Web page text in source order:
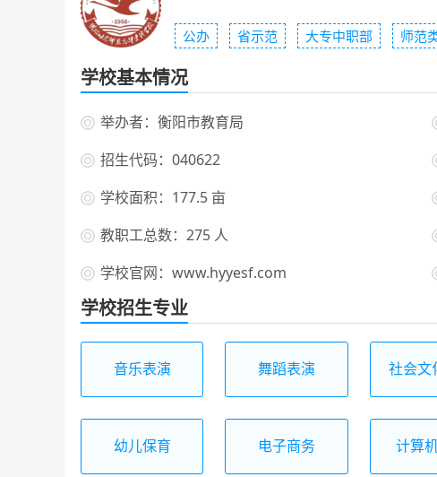
公办 省示范 大专中职部 师范
学校基本情况
举办者：衡阳市教育局
招生代码：040622
学校面积：177.5 亩
教职工总数：275 人
学校官网：www.hyyesf.com
学校招生专业
音乐表演 舞蹈表演 社会文
幼儿保育 电子商务 计算